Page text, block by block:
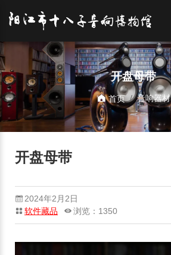
开盘母带
首页 音响器材
开盘母带
2024年2月2日
软件藏品
浏览：1350